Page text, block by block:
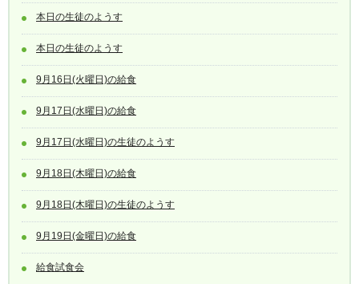
本日の生徒のようす
本日の生徒のようす
9月16日(火曜日)の給食
9月17日(水曜日)の給食
9月17日(水曜日)の生徒のようす
9月18日(木曜日)の給食
9月18日(木曜日)の生徒のようす
9月19日(金曜日)の給食
給食試食会